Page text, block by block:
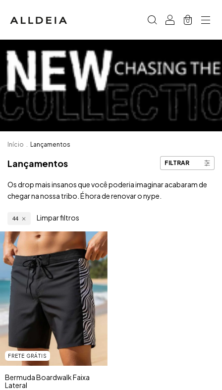
0
Início . Lançamentos
Lançamentos FILTRAR
Os drop mais insanos que você poderia imaginar acabaram de
chegar na nossa tribo. É hora de renovar o nype.
44 Limpar filtros
FRETE GRÁTIS
Bermuda Boardwalk Faixa
Lateral